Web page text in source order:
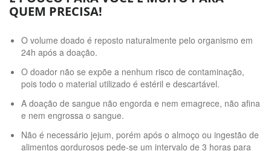
QUEM PRECISA!
O volume doado é reposto naturalmente pelo organismo em
24h após a doação.
O doador não se expõe a nenhum risco de contaminação,
pois todo o material utilizado é estéril e descartável.
A doação de sangue não engorda e nem emagrece, não afina
e nem engrossa o sangue.
Não é necessário jejum, porém após o almoço ou ingestão de
alimentos gordurosos pede-se um intervalo de 3 horas para